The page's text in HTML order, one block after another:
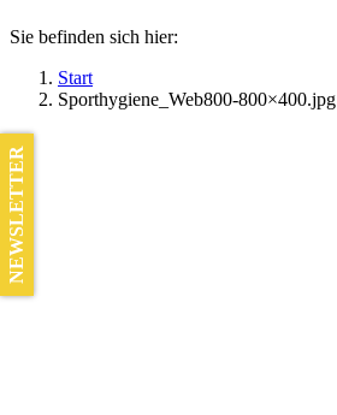
Sie befinden sich hier:
Start
Sporthygiene_Web800-800×400.jpg
NEWSLETTER